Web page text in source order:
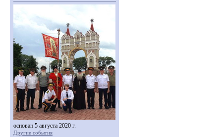
основан 5 августа 2020 г.
Другие события